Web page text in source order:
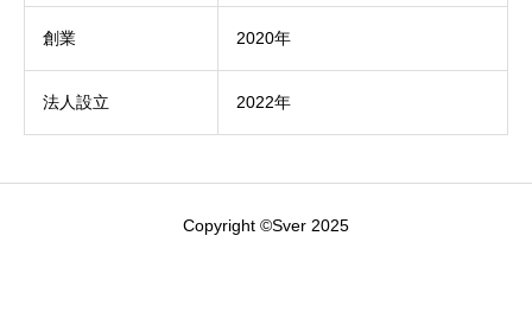
創業 2020年
法人設立 2022年
Copyright ©Sver 2025